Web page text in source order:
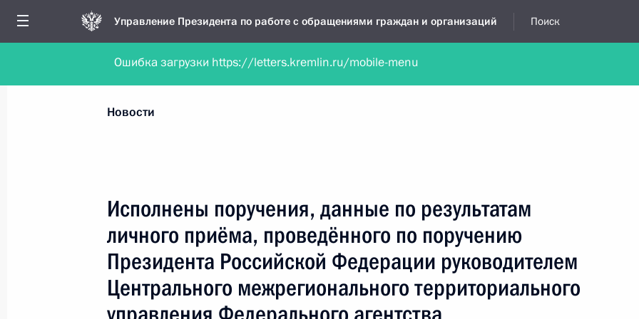
Управление Президента по работе с обращениями граждан и организаций Поиск
Обратиться в форме электронного документа Обратиться в устной форме
Все новости
Все руководители, регионы, города и темы
Новости
Исполнены поручения, данные по результатам
личного приёма, проведённого по поручению
Президента Российской Федерации руководителем
Центрального межрегионального территориального
Ошибка загрузки https://letters.kremlin.ru/mobile-menu